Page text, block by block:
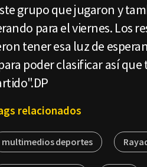
grupo que jugaron y
para el viernes. Los
tener esa luz de
poder clasificar así
relacionados
multimedios deportes